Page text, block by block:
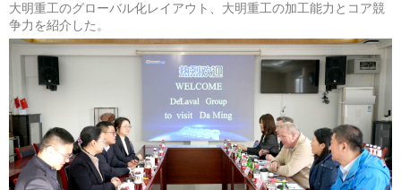
大明重工のグローバル化レイアウト、大明重工の加工能力とコア競
争力を紹介した。